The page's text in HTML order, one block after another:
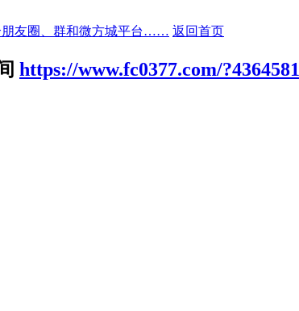
朋友圈、群和微方城平台…… 返回首页
https://www.fc0377.com/?4364581